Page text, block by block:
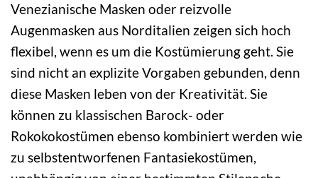
Venezianische Masken oder reizvolle
Augenmasken aus Norditalien zeigen sich hoch
flexibel, wenn es um die Kostümierung geht. Sie
sind nicht an explizite Vorgaben gebunden, denn
diese Masken leben von der Kreativität. Sie
können zu klassischen Barock- oder
Rokokokostümen ebenso kombiniert werden wie
zu selbstentworfenen Fantasiekostümen,